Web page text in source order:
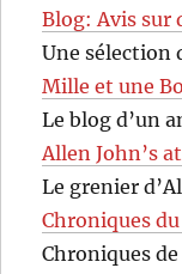
Blog: Avis sur
Une sélection
Mille et une
Le blog d’un
Allen John’s
Le grenier
Chroniques
Chroniques